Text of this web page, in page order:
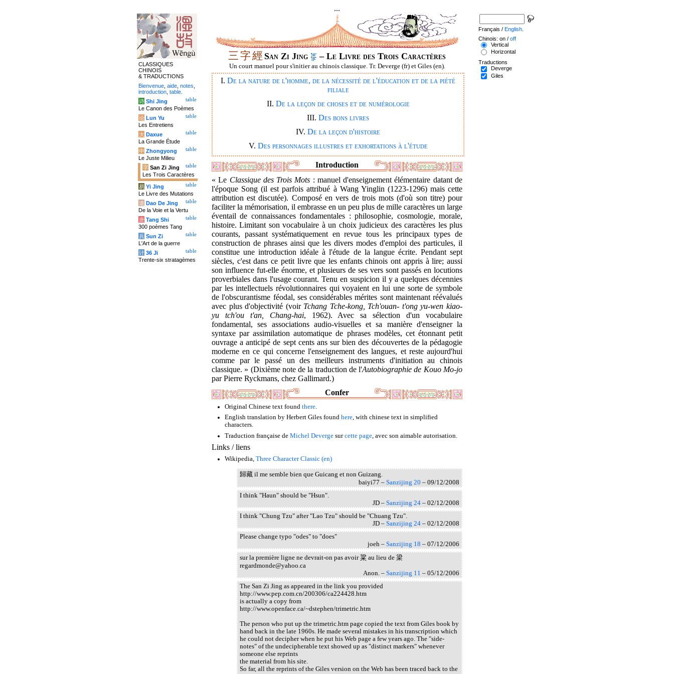
...
三字經 San Zi Jing – Le Livre des Trois Caractères
Un court manuel pour s'initier au chinois classique. Tr. Deverge (fr) et Giles (en).
I. De la nature de l'homme, de la nécessité de l'éducation et de la piété
filiale
II. De la leçon de choses et de numérologie
III. Des bons livres
IV. De la leçon d'histoire
V. Des personnages illustres et exhortations à l'étude
Introduction
« Le Classique des Trois Mots : manuel d'ensei­gnement élémentaire datant de
l'époque Song (il est parfois attribué à Wang Yinglin (1223-1296) mais cette
attribution est discutée). Composé en vers de trois mots (d'où son titre) pour
faciliter la mémorisation, il embrasse en un peu plus de mille caractères un large
éventail de connaissances fondamentales : philosophie, cosmologie, morale,
histoire. Limitant son vocabulaire à un choix judicieux des caractères les plus
courants, passant systématiquement en revue tous les principaux types de
construction de phrases ainsi que les divers modes d'emploi des particules, il
constitue une introduction idéale à l'étude de la langue écrite. Pendant sept
siècles, c'est dans ce petit livre que les enfants chinois ont appris à lire; aussi
son influence fut-elle énorme, et plusieurs de ses vers sont passés en locutions
proverbiales dans l'usage courant. Tenu en suspicion il y a quelques décennies
par les intellectuels révolutionnaires qui voyaient en lui une sorte de symbole
de l'obscurantisme féodal, ses considérables mérites sont maintenant réévalués
avec plus d'objectivité (voir Tchang Tche-kong, Tch'ouan- t'ong yu-wen kiao-
yu tch'ou t'an, Chang-hai, 1962). Avec sa sélection d'un vocabulaire
fondamental, ses associations audio-visuelles et sa manière d'enseigner la
syntaxe par assimilation automatique de phrases modèles, cet étonnant petit
ouvrage a anticipé de sept cents ans sur bien des découvertes de la pédagogie
moderne en ce qui concerne l'enseignement des langues, et reste aujourd'hui
comme par le passé un des meilleurs instruments d'initiation au chinois
classique. » (Dixième note de la traduction de l'Autobiographie de Kouo Mo-jo
par Pierre Ryckmans, chez Gallimard.)
Confer
Original Chinese text found there.
English translation by Herbert Giles found here, with chinese text in simplified
characters.
Traduction française de Michel Devergesurcette page, avec son aimable autorisation.
Links / liens
Wikipedia, Three Character Classic (en)
歸藏 il me semble bien que Guicang et non Guizang.
baiyi77 – Sanzijing 20 – 09/12/2008
I think "Haun" should be "Hsun".
JD – Sanzijing 24 – 02/12/2008
I think "Chung Tzu" after "Lao Tzu" should be "Chuang Tzu".
JD – Sanzijing 24 – 02/12/2008
Please change typo "odes" to "does"
joeh – Sanzijing 18 – 07/12/2006
sur la première ligne ne devrait-on pas avoir 粱 au lieu de 梁
regardmonde@yahoo.ca
Anon. – Sanzijing 11 – 05/12/2006
The San Zi Jing as appeared in the link you provided
http://www.pep.com.cn/200306/ca224428.htm
is actually a copy from
http://www.openface.ca/~dstephen/trimetric.htm
The person who put up the trimetric.htm page copied the text from Giles book by
hand back in the late 1960s. He made several mistakes in his transcription which
he could not decipher when he put his Web page a few years ago. The "side-
notes" of the undecipherable text showed up as "distinct markers" whenever
someone else reprints
the material from his site.
So far, all the reprints of the Giles version on the Web has been traced back to the
CLASSIQUES
CHINOIS
& TRADUCTIONS
Bienvenue aide notes
introduction table
table
诗 Shi Jing
Le Canon des Poèmes
table
论 Lun Yu
Les Entretiens
table
大 Daxue
La Grande Étude
table
中 Zhongyong
Le Juste Milieu
table
字 San Zi Jing
Les Trois Caractères
table
易 Yi Jing
Le Livre des Mutations
table
道 Dao De Jing
De la Voie et la Vertu
table
唐 Tang Shi
300 poèmes Tang
table
兵 Sun Zi
L'Art de la guerre
table
计 36 Ji
Trente-six stratagèmes
Français / English
Chinois: on / off
Vertical
Horizontal
Traductions
Deverge
Giles